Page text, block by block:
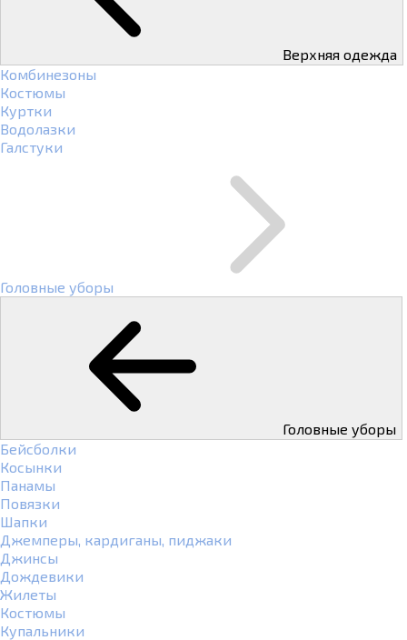
Верхняя одежда
Комбинезоны
Костюмы
Куртки
Водолазки
Галстуки
Головные уборы
Головные уборы
Бейсболки
Косынки
Панамы
Повязки
Шапки
Джемперы, кардиганы, пиджаки
Джинсы
Дождевики
Жилеты
Костюмы
Купальники